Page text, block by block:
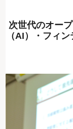
次世代のオー
（AI）・フィ